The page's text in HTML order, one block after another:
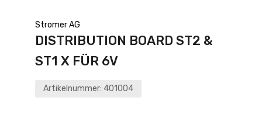
Stromer AG
DISTRIBUTION BOARD ST2 &
ST1 X FÜR 6V
Artikelnummer: 401004